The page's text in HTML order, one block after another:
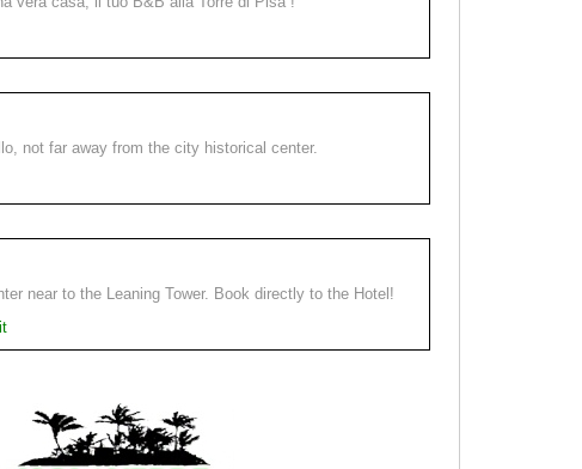
not far away from the city historical center.
near to the Leaning Tower. Book directly to the Hotel!